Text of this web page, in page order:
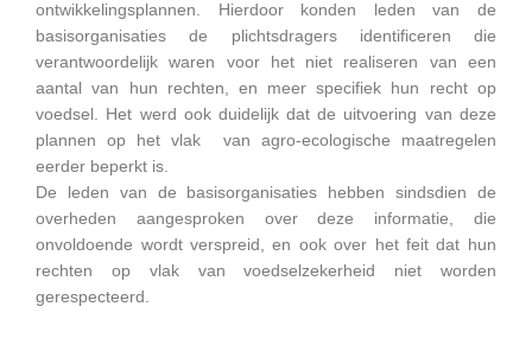
ontwikkelingsplannen. Hierdoor konden leden van de
basisorganisaties de plichtsdragers identificeren die
verantwoordelijk waren voor het niet realiseren van een
aantal van hun rechten, en meer specifiek hun recht op
voedsel. Het werd ook duidelijk dat de uitvoering van deze
plannen op het vlak van agro-ecologische maatregelen
eerder beperkt is.
De leden van de basisorganisaties hebben sindsdien de
overheden aangesproken over deze informatie, die
onvoldoende wordt verspreid, en ook over het feit dat hun
rechten op vlak van voedselzekerheid niet worden
gerespecteerd.